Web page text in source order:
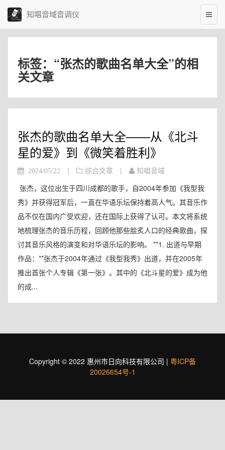
知唱音域音调仪
标签：“张杰的歌曲名单大全”的相
关文章
张杰的歌曲名单大全——从《北斗
星的爱》到《微笑着胜利》
2024/05/22 | 综合文章 | 知唱音域
张杰，这位出生于四川成都的歌手，自2004年参加《我型我
秀》并获得冠军后，一直在华语乐坛保持着高人气。其音乐作
品不仅在国内广受欢迎，还在国际上获得了认可。本文将系统
地梳理张杰的音乐历程，回顾他那些脍炙人口的经典歌曲，探
讨其音乐风格的演变和对华语乐坛的影响。 **1. 出道与早期
作品：**张杰于2004年通过《我型我秀》出道，并在2005年
推出首张个人专辑《第一张》。其中的《北斗星的爱》成为他
的成...
Copyright © 2022 惠州市日向科技有限公司 | 粤ICP备
20026654号-1